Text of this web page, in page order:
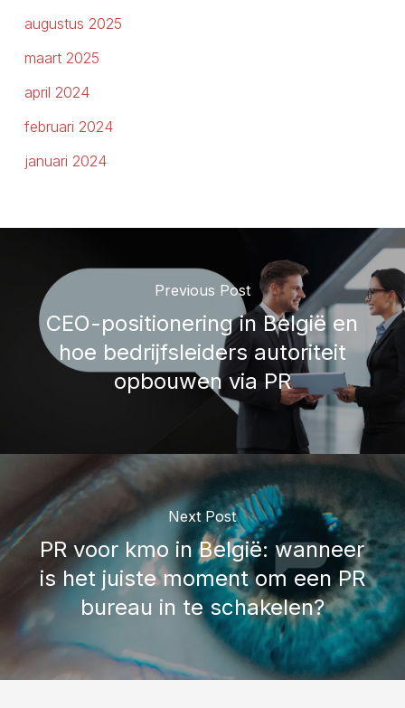
augustus 2025
maart 2025
april 2024
februari 2024
januari 2024
Previous Post
CEO-positionering in België en
hoe bedrijfsleiders autoriteit
opbouwen via PR
Next Post
PR voor kmo in België: wanneer
is het juiste moment om een PR
bureau in te schakelen?